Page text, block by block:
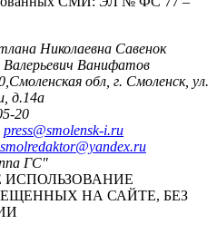
Николаевна Савенок
Валерьевич Ванифатов
обл, г. Смоленск, ул.
д.14а
20
press@smolensk-i.ru
smolredaktor@yandex.ru
ГС"
НА САЙТЕ, БЕЗ